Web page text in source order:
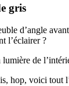
gris
d’angle
l’éclairer ?
de
hop, voici tout